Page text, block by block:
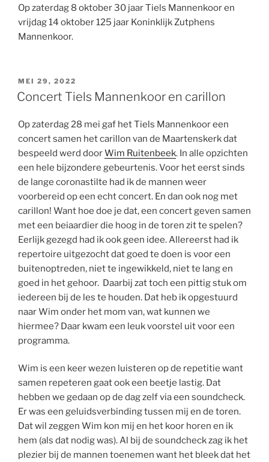
Op zaterdag 8 oktober 30 jaar Tiels Mannenkoor en
vrijdag 14 oktober 125 jaar Koninklijk Zutphens
Mannenkoor.
GEPLAATST
OP
MEI 29, 2022
Concert Tiels Mannenkoor en carillon
Op zaterdag 28 mei gaf het Tiels Mannenkoor een
concert samen het carillon van de Maartenskerk dat
bespeeld werd doorWim Ruitenbeek. In alle opzichten
een hele bijzondere gebeurtenis. Voor het eerst sinds
de lange coronastilte had ik de mannen weer
voorbereid op een echt concert. En dan ook nog met
carillon! Want hoe doe je dat, een concert geven samen
met een beiaardier die hoog in de toren zit te spelen?
Eerlijk gezegd had ik ook geen idee. Allereerst had ik
repertoire uitgezocht dat goed te doen is voor een
buitenoptreden, niet te ingewikkeld, niet te lang en
goed in het gehoor. Daarbij zat toch een pittig stuk om
iedereen bij de les te houden. Dat heb ik opgestuurd
naar Wim onder het mom van, wat kunnen we
hiermee? Daar kwam een leuk voorstel uit voor een
programma.
Wim is een keer wezen luisteren op de repetitie want
samen repeteren gaat ook een beetje lastig. Dat
hebben we gedaan op de dag zelf via een soundcheck.
Er was een geluidsverbinding tussen mij en de toren.
Dat wil zeggen Wim kon mij en het koor horen en ik
hem (als dat nodig was). Al bij de soundcheck zag ik het
plezier bij de mannen toenemen want het bleek dat het